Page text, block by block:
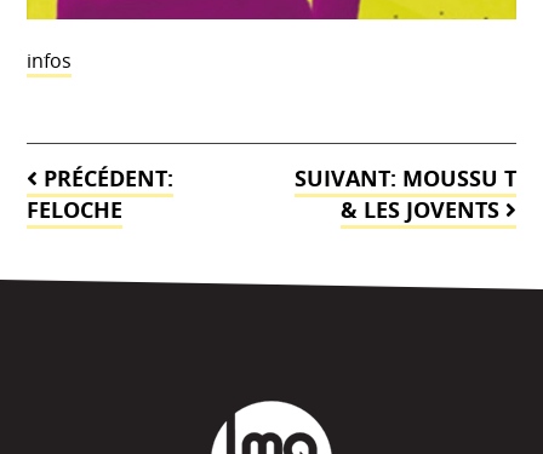
infos
Navigation
de
PRÉCÉDENT:
FELOCHE
SUIVANT: MOUSSU T
& LES JOVENTS